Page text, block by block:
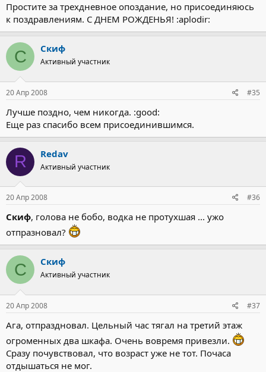
Простите за трехдневное опоздание, но присоединяюсь
к поздравлениям. С ДНЕМ РОЖДЕНЬЯ! :aplodir:
С Скиф
Активный участник
20 Апр 2008 #35
Лучше поздно, чем никогда. :good:
Еще раз спасибо всем присоединившимся.
R Redav
Активный участник
20 Апр 2008 #36
Скиф, голова не бобо, водка не протухшая ... ужо
отпразновал?
С Скиф
Активный участник
20 Апр 2008 #37
Ага, отпраздновал. Цельный час тягал на третий этаж
огроменных два шкафа. Очень вовремя привезли.
Сразу почувствовал, что возраст уже не тот. Почаса
отдышаться не мог.